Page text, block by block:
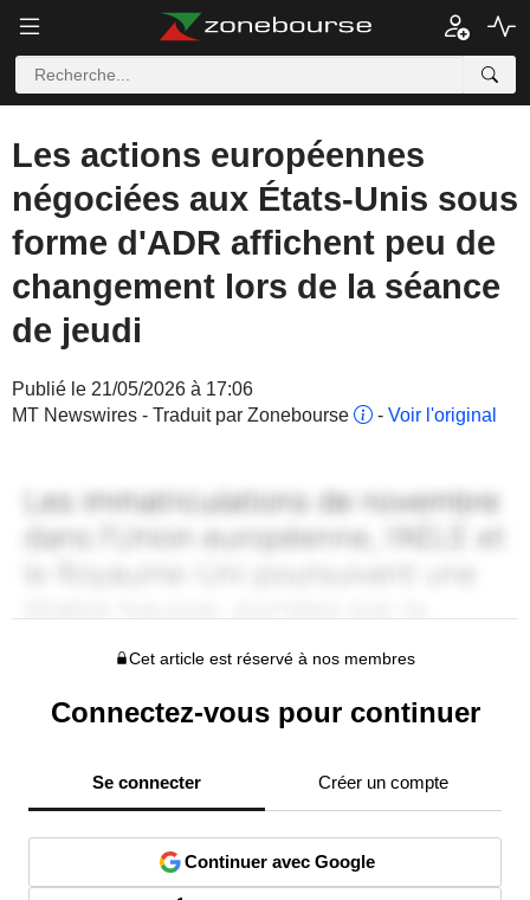
Les actions européennes
négociées aux États-Unis sous
forme d'ADR affichent peu de
changement lors de la séance
de jeudi
Publié le 21/05/2026 à 17:06
MT Newswires - Traduit par Zonebourse
- Voir l'original
Cet article est réservé à nos membres
Connectez-vous pour continuer
Se connecter Créer un compte
Continuer avec Google